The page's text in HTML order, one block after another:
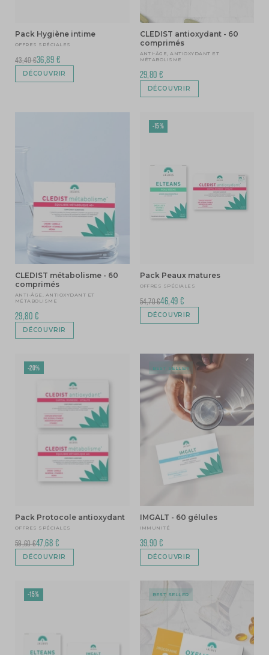
Pack Hygiène intime
OFFRES SPÉCIALES
43,40 €36,89 €
DÉCOUVRIR
CLEDIST antioxydant - 60
comprimés
ANTI-ÂGE, ANTIOXYDANT ET
MÉTABOLISME
29,80 €
DÉCOUVRIR
CLEDIST métabolisme - 60
comprimés
ANTI-ÂGE, ANTIOXYDANT ET
MÉTABOLISME
29,80 €
DÉCOUVRIR
Pack Peaux matures
OFFRES SPÉCIALES
54,70 €46,49 €
DÉCOUVRIR
-15%
Pack Protocole antioxydant
OFFRES SPÉCIALES
59,60 €47,68 €
DÉCOUVRIR
-20%
IMGALT - 60 gélules
IMMUNITÉ
39,90 €
DÉCOUVRIR
BEST SELLER
-15% BEST SELLER